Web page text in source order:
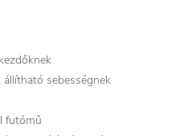
sebességnek
futómű